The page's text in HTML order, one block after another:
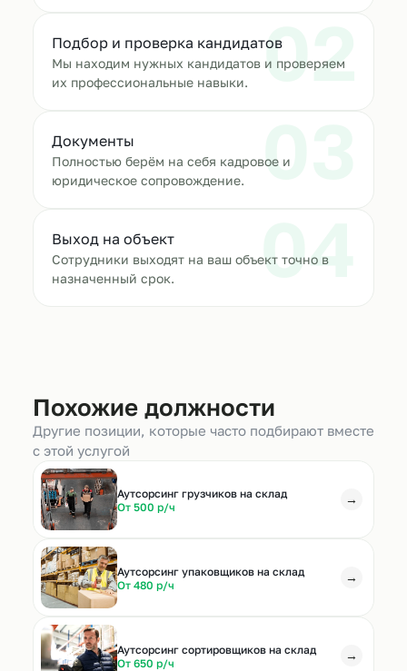
02
Подбор и проверка кандидатов
Мы находим нужных кандидатов и проверяем
их профессиональные навыки.
03
Документы
Полностью берём на себя кадровое и
юридическое сопровождение.
04
Выход на объект
Сотрудники выходят на ваш объект точно в
назначенный срок.
Похожие должности
Другие позиции, которые часто подбирают вместе
с этой услугой
Аутсорсинг грузчиков на склад
От 500 р/ч
→
Аутсорсинг упаковщиков на склад
От 480 р/ч
→
Аутсорсинг сортировщиков на склад
От 650 р/ч
→